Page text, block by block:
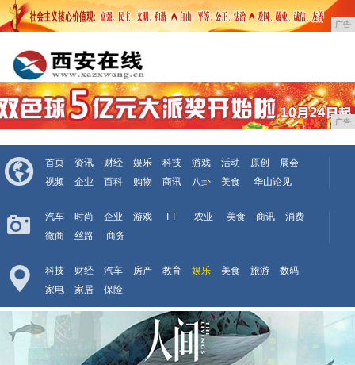
广告
广告
首页 资讯 财经 娱乐 科技 游戏 活动 原创
展会
视频
企业 百科 购物 商讯 八卦 美食 华山论见
汽车 时尚 企业 游戏 I T 农业 美食 商讯
消费
微商
丝路 商务
科技 财经 汽车 房产 教育 娱乐 美食 旅游
数码
家电
家居 保险